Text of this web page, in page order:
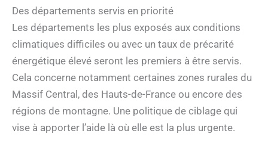
Des départements servis en priorité
Les départements les plus exposés aux conditions
climatiques difficiles ou avec un taux de précarité
énergétique élevé seront les premiers à être servis.
Cela concerne notamment certaines zones rurales du
Massif Central, des Hauts-de-France ou encore des
régions de montagne. Une politique de ciblage qui
vise à apporter l’aide là où elle est la plus urgente.